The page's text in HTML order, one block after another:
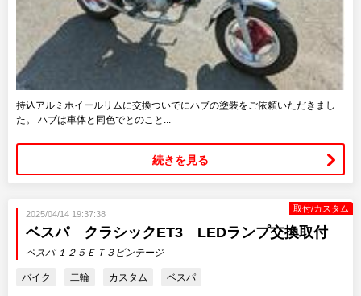
持込アルミホイールリムに交換ついでにハブの塗装をご依頼いただきまし
た。 ハブは車体と同色でとのこと...
続きを見る
取付/カスタム
2025/04/14 19:37:38
ベスパ クラシックET3 LEDランプ交換取付
ベスパ １２５ＥＴ３ビンテージ
バイク 二輪 カスタム ベスパ